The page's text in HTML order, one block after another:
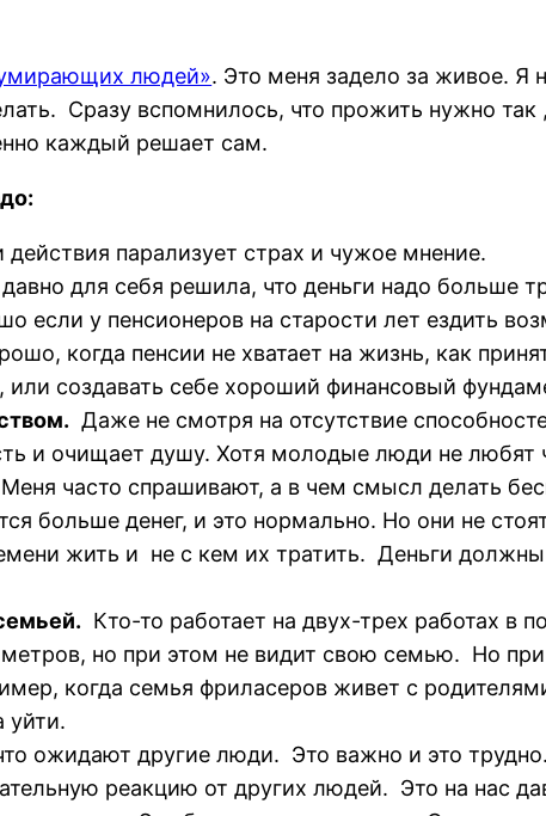
людей». Это меня задело за живое. Я
Сразу вспомнилось, что прожить нужно
каждый решает сам.
действия парализует страх и чужое мнение.
для себя решила, что деньги надо больше
если у пенсионеров на старости лет ездить
когда пенсии не хватает на жизнь, как
создавать себе хороший финансовый
Даже не смотря на отсутствие
и очищает душу. Хотя молодые люди не любят
Меня часто спрашивают, а в чем смысл делать
больше денег, и это нормально. Но они не
жить и не с кем их тратить. Деньги
Кто-то работает на двух-трех работах в
но при этом не видит свою семью. Но
когда семья фриласеров живет с
уйти.
ожидают другие люди. Это важно и это
реакцию от других людей. Это на нас